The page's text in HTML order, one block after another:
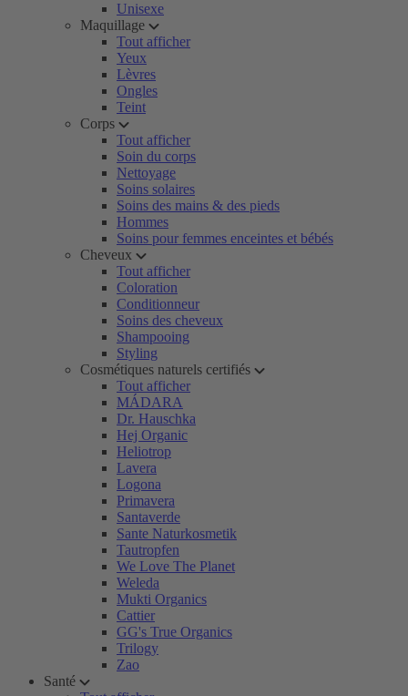
Unisexe
Maquillage
Tout afficher
Yeux
Lèvres
Ongles
Teint
Corps
Tout afficher
Soin du corps
Nettoyage
Soins solaires
Soins des mains & des pieds
Hommes
Soins pour femmes enceintes et bébés
Cheveux
Tout afficher
Coloration
Conditionneur
Soins des cheveux
Shampooing
Styling
Cosmétiques naturels certifiés
Tout afficher
MÁDARA
Dr. Hauschka
Hej Organic
Heliotrop
Lavera
Logona
Primavera
Santaverde
Sante Naturkosmetik
Tautropfen
We Love The Planet
Weleda
Mukti Organics
Cattier
GG's True Organics
Trilogy
Zao
Santé